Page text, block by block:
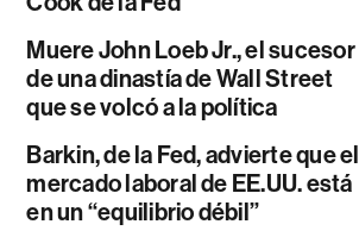
Muere John Loeb Jr., el sucesor
de una dinastía de Wall Street
que se volcó a la política
Barkin, de la Fed, advierte que el
mercado laboral de EE.UU. está
en un “equilibrio débil”